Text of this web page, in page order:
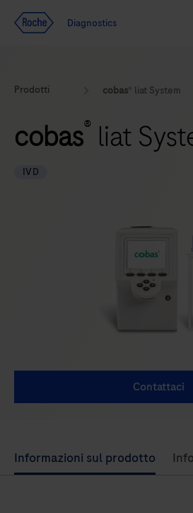
Diagnostics
Prodotti cobas ® liat System
cobas® liat
IVD
Contattaci
Use
left
Informazioni sul prodotto